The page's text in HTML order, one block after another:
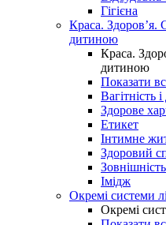
Гігієна
Краса. Здоров’я.
дитиною
Краса.
дитиною
Показати
Вагітність
Здорове
Етикет
Інтимне
Здоровий
Зовнішність
Імідж
Окремі системи
Окремі